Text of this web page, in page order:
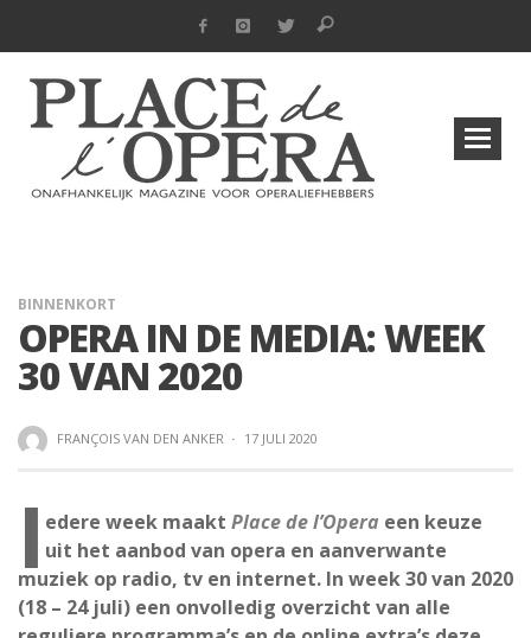
BINNENKORT
OPERA IN DE MEDIA: WEEK
30 VAN 2020
FRANÇOIS VAN DEN ANKER · 17 JULI 2020
I edere week maakt Place de l’Opera een keuze
uit het aanbod van opera en aanverwante
muziek op radio, tv en internet. In week 30 van 2020
(18 – 24 juli) een onvolledig overzicht van alle